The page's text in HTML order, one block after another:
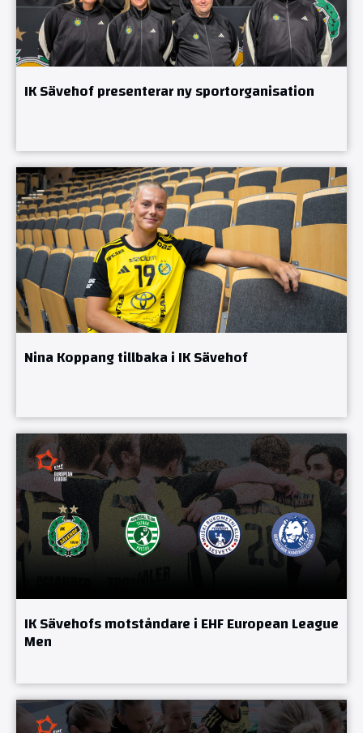
IK Sävehof presenterar ny sportorganisation
Nina Koppang tillbaka i IK Sävehof
IK Sävehofs motståndare i EHF European League
Men